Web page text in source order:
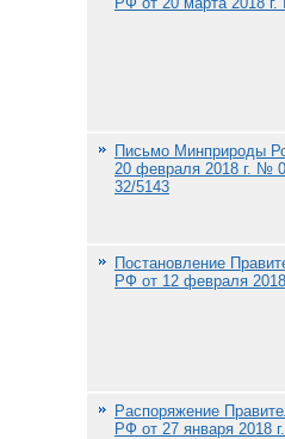
Письмо Минприроды
20 февраля 2018 г. №
32/5143
Постановление
РФ от 12 февраля
Распоряжение
РФ от 27 января 2018